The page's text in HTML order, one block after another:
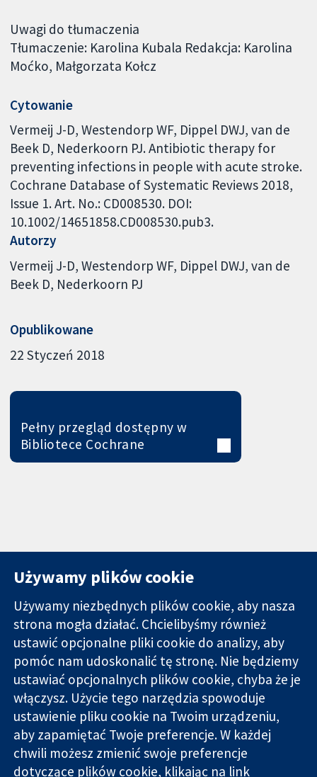
Uwagi do tłumaczenia
Tłumaczenie: Karolina Kubala Redakcja: Karolina
Moćko, Małgorzata Kołcz
Cytowanie
Vermeij J-D, Westendorp WF, Dippel DWJ, van de
Beek D, Nederkoorn PJ. Antibiotic therapy for
preventing infections in people with acute stroke.
Cochrane Database of Systematic Reviews 2018,
Issue 1. Art. No.: CD008530. DOI:
10.1002/14651858.CD008530.pub3.
Autorzy
Vermeij J-D Westendorp WF Dippel DWJ van de
Beek D Nederkoorn PJ
Opublikowane
22 Styczeń 2018
Pełny przegląd dostępny w
Bibliotece Cochrane
Wiarygodne dane
naukowe.
Świadome
decyzje.
Lepsze zdrowie.
11-13 Cavendish
Square
Londyn
W1G 0AN
Wielka Brytania
Kontakt
Nowości
Biuro
prasowe
O nas
Praca
Cochrane
Library
Używamy plików cookie
Używamy niezbędnych plików cookie, aby nasza
strona mogła działać. Chcielibyśmy również
ustawić opcjonalne pliki cookie do analizy, aby
pomóc nam udoskonalić tę stronę. Nie będziemy
ustawiać opcjonalnych plików cookie, chyba że je
włączysz. Użycie tego narzędzia spowoduje
ustawienie pliku cookie na Twoim urządzeniu,
aby zapamiętać Twoje preferencje. W każdej
chwili możesz zmienić swoje preferencje
dotyczące plików cookie, klikając na link